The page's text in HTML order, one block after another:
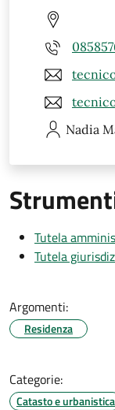
Nadia
Tutela
Tutela
Argomenti:
Residenza
Categorie:
Catasto e urbanistica